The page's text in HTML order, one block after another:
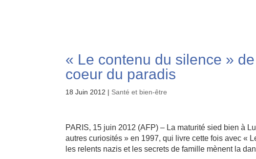
« Le contenu du silence »
coeur du paradis
18 Juin 2012 | Santé et bien-être
PARIS, 15 juin 2012 (AFP) – La maturité sied bien à
autres curiosités » en 1997, qui livre cette fois avec «
les relents nazis et les secrets de famille mènent la